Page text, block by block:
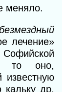
меняло.
безмездный
лечение»
то оно,
известную
кальку др.